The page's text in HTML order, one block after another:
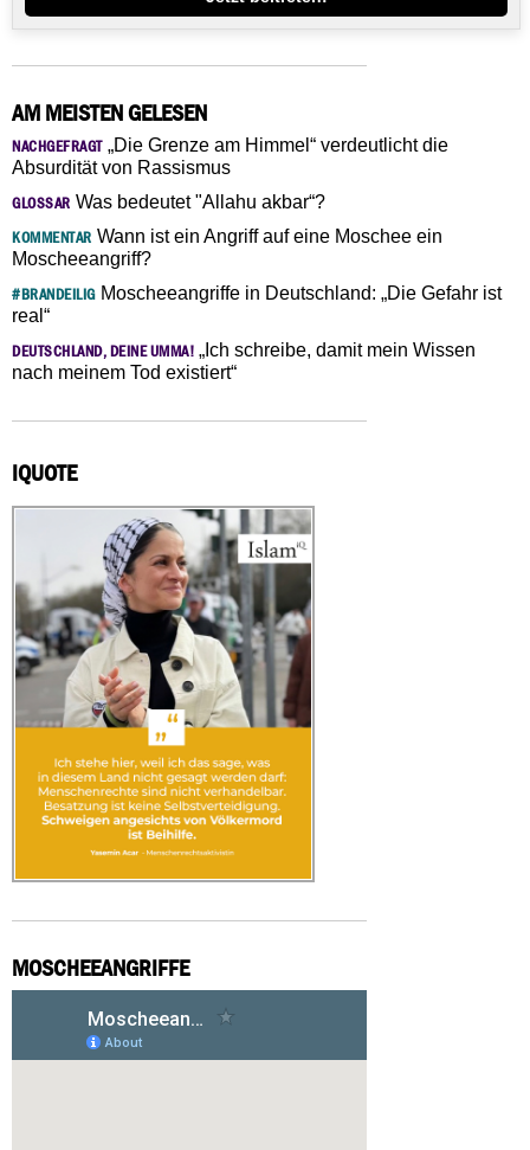
AM MEISTEN GELESEN
NACHGEFRAGT„Die Grenze am Himmel“ verdeutlicht die
Absurdität von Rassismus
GLOSSAR Was bedeutet "Allahu akbar“?
KOMMENTAR Wann ist ein Angriff auf eine Moschee ein
Moscheeangriff?
#BRANDEILIGMoscheeangriffe in Deutschland: „Die Gefahr ist
real“
DEUTSCHLAND, DEINE UMMA! „Ich schreibe, damit mein Wissen
nach meinem Tod existiert“
IQUOTE
MOSCHEEANGRIFFE